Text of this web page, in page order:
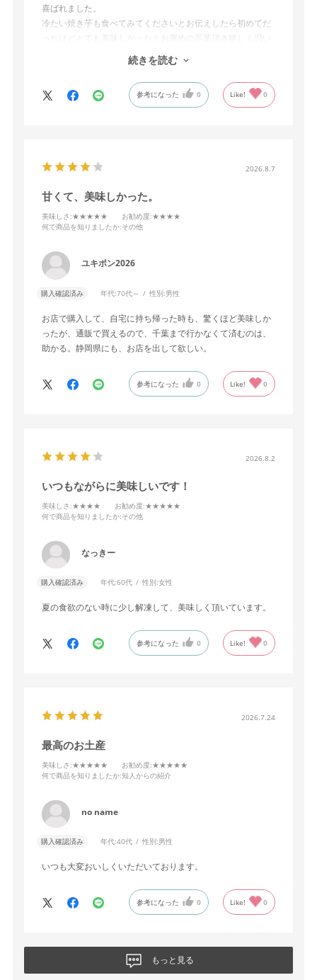
喜ばれました。
冷たい焼き芋も食べてみてくださいとお伝えしたら初めてだ
ったけどとても美味しかったとお褒めの言葉頂き嬉しく思い
焼き芋は年中喜んで頂けるお品だと思います
続きを読む
参考になった 0 Like! 0
2026.8.7
甘くて、美味しかった。
美味しさ :★★★★★ お勧め度:★★★★
何で商品を知りましたか:その他
ユキポン2026
購入確認済み 年代:70代～ 性別:男性
お店で購入して、自宅に持ち帰った時も、驚くほど美味しか
ったが、通販で買えるので、千葉まで行かなくて済むのは、
助かる。静岡県にも、お店を出して欲しい。
参考になった 0 Like! 0
2026.8.2
いつもながらに美味しいです！
美味しさ :★★★★ お勧め度:★★★★★
何で商品を知りましたか:その他
なっきー
購入確認済み 年代:60代 性別:女性
夏の食欲のない時に少し解凍して、美味しく頂いています。
参考になった 0 Like! 0
2026.7.24
最高のお土産
美味しさ :★★★★★ お勧め度:★★★★★
何で商品を知りましたか:知人からの紹介
no name
購入確認済み 年代:40代 性別:男性
いつも大変おいしくいただいております。
参考になった 0 Like! 0
もっと見る